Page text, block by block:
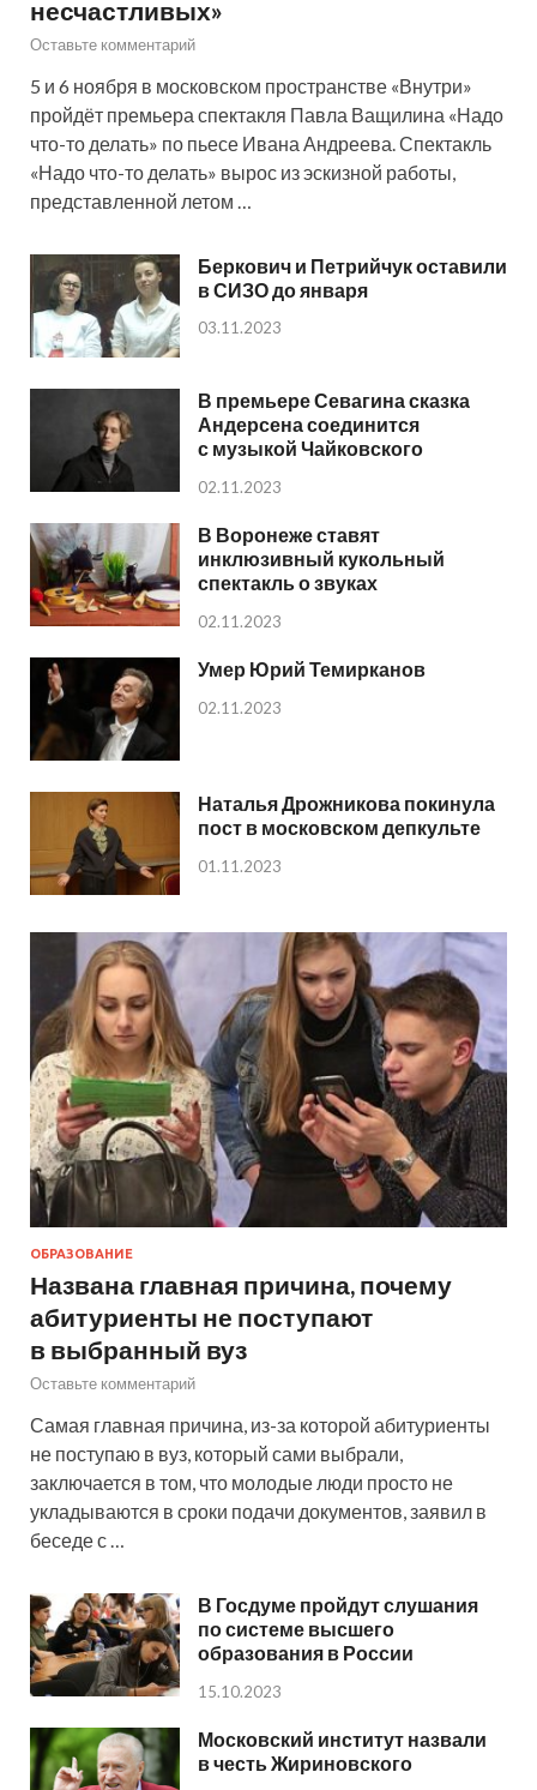
несчастливых»
Оставьте комментарий
5 и 6 ноября в московском пространстве «Внутри»
пройдёт премьера спектакля Павла Ващилина «Надо
что-то делать» по пьесе Ивана Андреева. Спектакль
«Надо что-то делать» вырос из эскизной работы,
представленной летом …
Беркович и Петрийчук оставили
в СИЗО до января
03.11.2023
В премьере Севагина сказка
Андерсена соединится
с музыкой Чайковского
02.11.2023
В Воронеже ставят
инклюзивный кукольный
спектакль о звуках
02.11.2023
Умер Юрий Темирканов
02.11.2023
Наталья Дрожникова покинула
пост в московском депкульте
01.11.2023
ОБРАЗОВАНИЕ
Названа главная причина, почему
абитуриенты не поступают
в выбранный вуз
Оставьте комментарий
Самая главная причина, из-за которой абитуриенты
не поступаю в вуз, который сами выбрали,
заключается в том, что молодые люди просто не
укладываются в сроки подачи документов, заявил в
беседе с …
В Госдуме пройдут слушания
по системе высшего
образования в России
15.10.2023
Московский институт назвали
в честь Жириновского